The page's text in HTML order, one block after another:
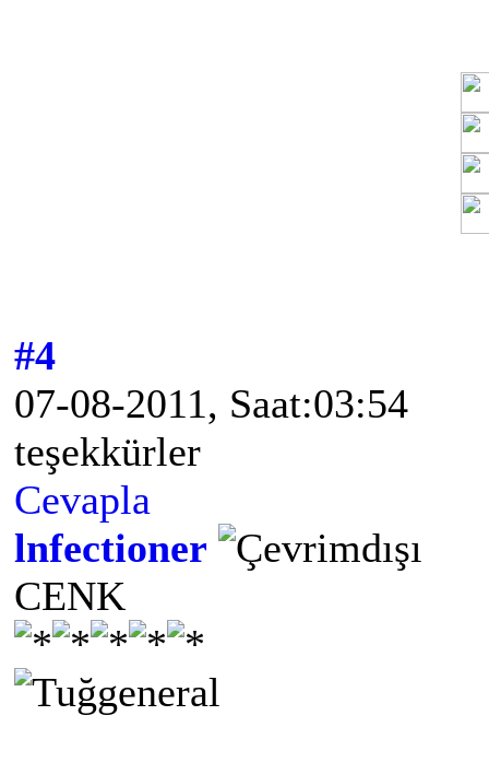
#4
07-08-2011, Saat:03:54
teşekkürler
Cevapla
lnfectioner
CENK